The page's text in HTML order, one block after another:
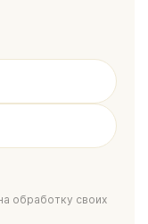
обработку своих